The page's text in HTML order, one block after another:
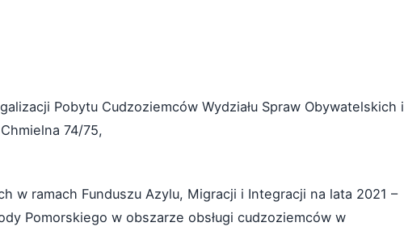
Pobytu Cudzoziemców Wydziału Spraw Obywatelskich i
74/75,
w ramach Funduszu Azylu, Migracji i Integracji na lata 2021 –
Pomorskiego w obszarze obsługi cudzoziemców w